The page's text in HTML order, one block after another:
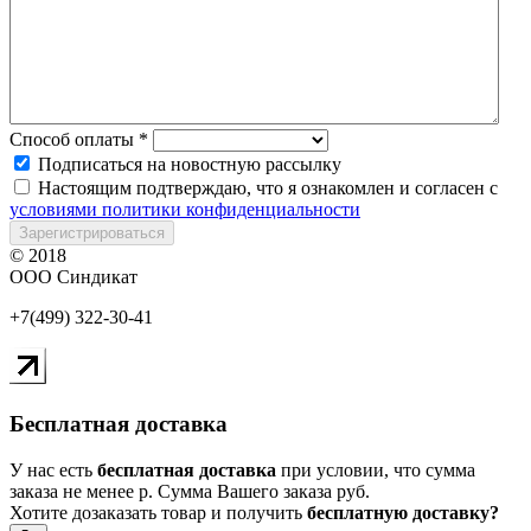
Способ оплаты *
Подписаться на новостную рассылку
Настоящим подтверждаю, что я ознакомлен и согласен с
условиями политики конфиденциальности
Зарегистрироваться
© 2018
ООО Синдикат
+7(499) 322-30-41
Бесплатная доставка
У нас есть бесплатная доставка при условии, что сумма
заказа не менее р. Сумма Вашего заказа руб.
Хотите дозаказать товар и получить бесплатную доставку?